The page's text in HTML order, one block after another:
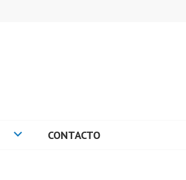
CONTACTO